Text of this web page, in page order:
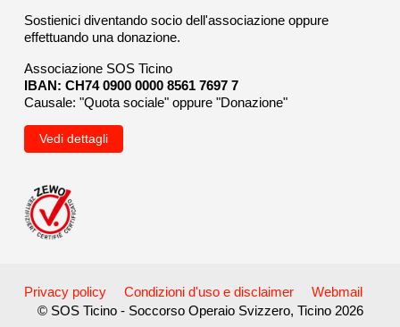
Sostienici diventando socio dell'associazione oppure
effettuando una donazione.
Associazione SOS Ticino
IBAN: CH74 0900 0000 8561 7697 7
Causale: "Quota sociale" oppure "Donazione"
Vedi dettagli
Privacy policy Condizioni d'uso e disclaimer
Webmail
© SOS Ticino - Soccorso Operaio Svizzero, Ticino 2026